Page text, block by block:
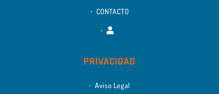
CONTACTO
PRIVACIDAD
Aviso Legal